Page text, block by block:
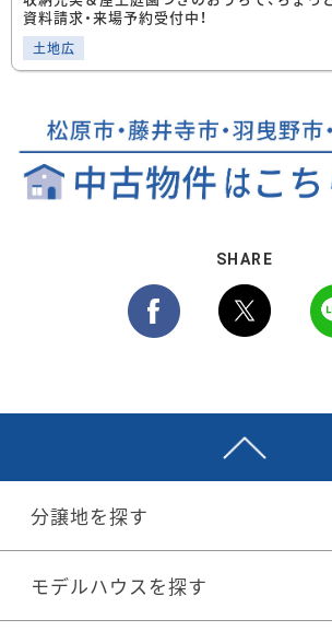
土地広
資料請求・来場予約受付中！
SHARE
分譲地を探す
モデルハウスを探す